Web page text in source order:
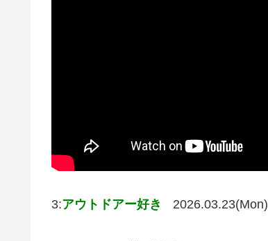
3:アウトドアー好き 2026.03.23(Mon)